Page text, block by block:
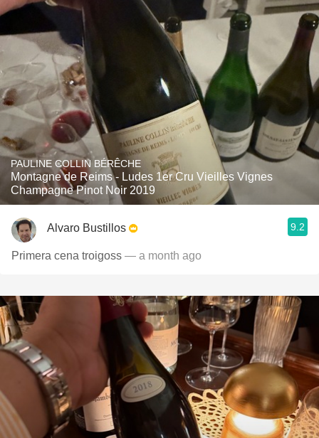
PAULINE COLLIN BÉRÊCHE
Montagne de Reims - Ludes 1er Cru Vieilles Vignes
Champagne Pinot Noir 2019
Alvaro Bustillos 9.2
Primera cena troigoss — a month ago